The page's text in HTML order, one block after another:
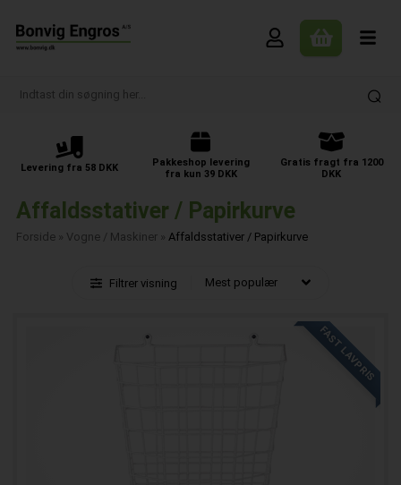
Levering fra 58 DKK
Pakkeshop levering
fra kun 39 DKK
Gratis fragt fra 1200
DKK
Affaldsstativer / Papirkurve
Forside» Vogne / Maskiner» Affaldsstativer / Papirkurve
Filtrer visning
FAST LAVPRIS